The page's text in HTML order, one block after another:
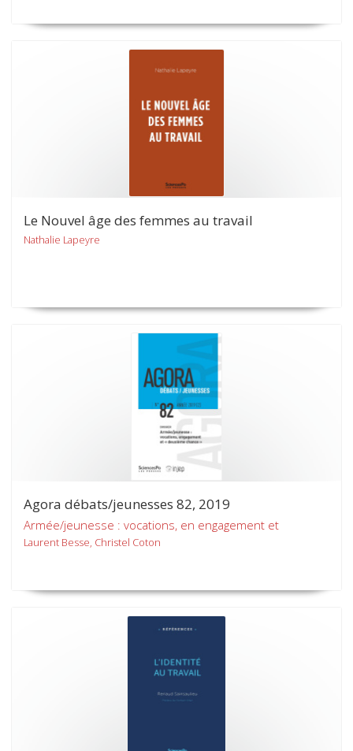
Le Nouvel âge des femmes au travail
Nathalie Lapeyre
Agora débats/jeunesses 82, 2019
Armée/jeunesse : vocations, en engagement et
Laurent Besse, Christel Coton